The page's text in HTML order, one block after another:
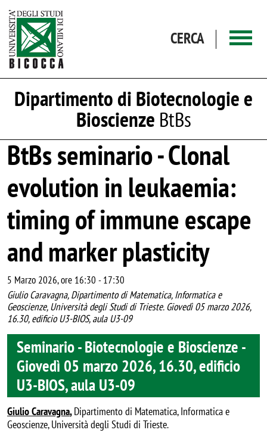
CERCA
Dipartimento di Biotecnologie e
Bioscienze BtBs
BtBs seminario - Clonal
evolution in leukaemia:
timing of immune escape
and marker plasticity
5 Marzo 2026, ore 16:30 -17:30
Giulio Caravagna, Dipartimento di Matematica, Informatica e
Geoscienze, Università degli Studi di Trieste. Giovedì 05 marzo 2026,
16.30, edificio U3-BIOS, aula U3-09
Seminario - Biotecnologie e Bioscienze -
Giovedì 05 marzo 2026, 16.30, edificio
U3-BIOS, aula U3-09
Giulio Caravagna,Dipartimento di Matematica, Informatica e
Geoscienze, Università degli Studi di Trieste.